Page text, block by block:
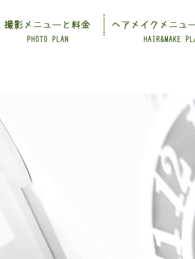
PHOTO PLAN HAIR&MAKE
撮影メニューと料金 ヘアメイクメニュ